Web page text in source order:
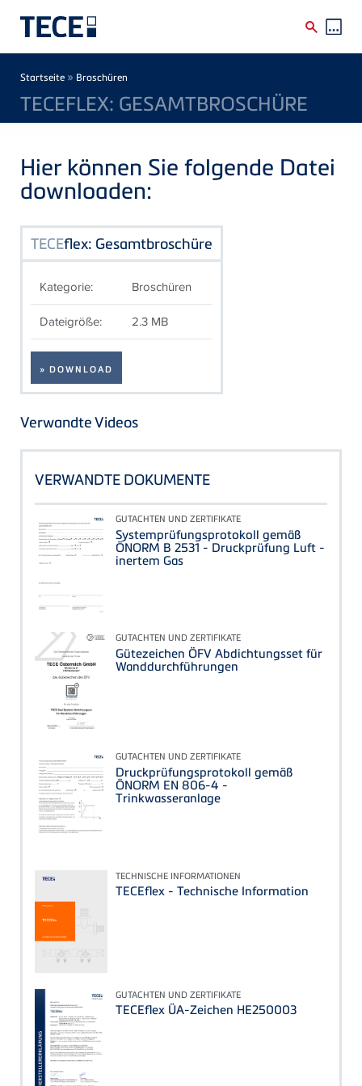
Breadcrumb
Startseite » Broschüren
TECEFLEX: GESAMTBROSCHÜRE
Hier können Sie folgende Datei
downloaden:
TECEflex: Gesamtbroschüre
Kategorie: Broschüren
Dateigröße: 2.3 MB
» DOWNLOAD
Verwandte Videos
VERWANDTE DOKUMENTE
GUTACHTEN UND ZERTIFIKATE
Systemprüfungsprotokoll gemäß
ÖNORM B 2531 - Druckprüfung Luft -
inertem Gas
GUTACHTEN UND ZERTIFIKATE
Gütezeichen ÖFV Abdichtungsset für
Wanddurchführungen
GUTACHTEN UND ZERTIFIKATE
Druckprüfungsprotokoll gemäß
ÖNORM EN 806‑4 -
Trinkwasseranlage
TECHNISCHE INFORMATIONEN
TECEflex - Technische Information
GUTACHTEN UND ZERTIFIKATE
TECEflex ÜA-Zeichen HE250003